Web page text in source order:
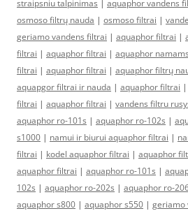
straipsniu talpinimas | aquaphor vandens
osmoso filtrų nauda | osmoso filtrai |
geriamo vandens filtrai | aquaphor filtrai |
filtrai | aquaphor filtrai | aquaphor
filtrai | aquaphor filtrai | aquaphor filtrų
aquapgor filtrai ir nauda | aquaphor filtrai |
filtrai | aquaphor filtrai | vandens filtru
aquaphor ro-101s | aquaphor ro-102s |
s1000 | namui ir biurui aquaphor filtrai |
filtrai | kodel aquaphor filtrai | aquaphor
aquaphor filtrai | aquaphor ro-101s |
102s | aquaphor ro-202s | aquaphor ro-
aquaphor s800 | aquaphor s550 | geriamo